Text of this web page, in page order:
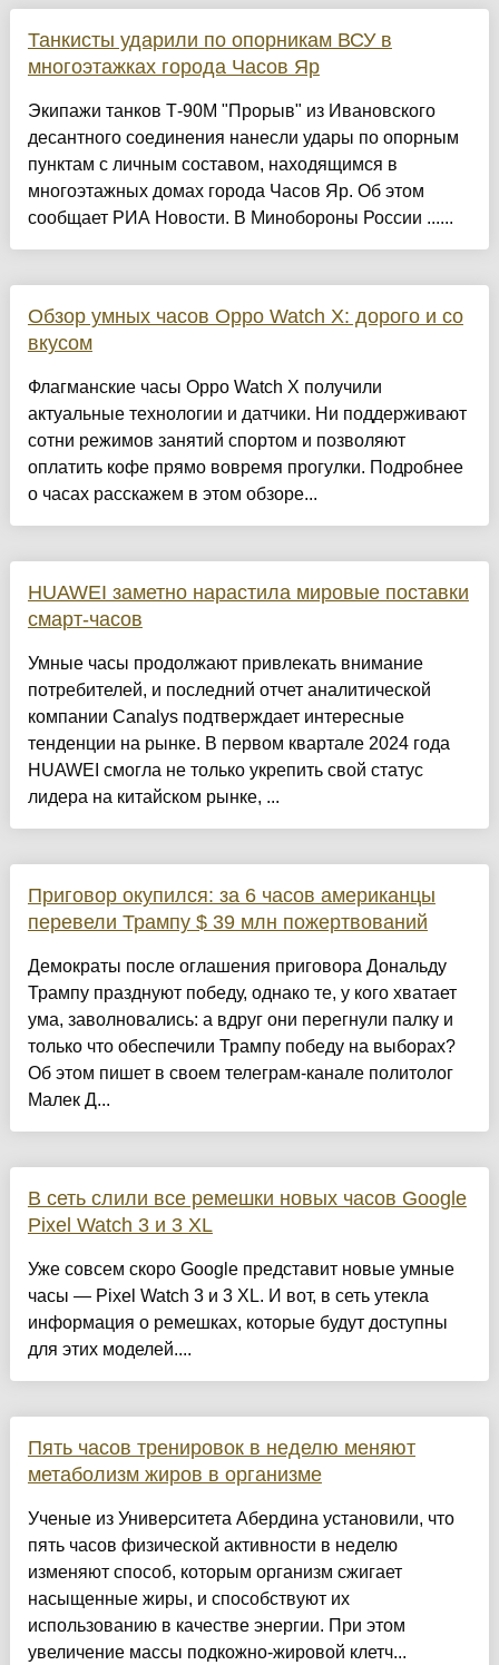
Танкисты ударили по опорникам ВСУ в
многоэтажках города Часов Яр
Экипажи танков Т-90М "Прорыв" из Ивановского
десантного соединения нанесли удары по опорным
пунктам с личным составом, находящимся в
многоэтажных домах города Часов Яр. Об этом
сообщает РИА Новости. В Минобороны России ......
Обзор умных часов Oppo Watch X: дорого и со
вкусом
Флагманские часы Oppo Watch X получили
актуальные технологии и датчики. Ни поддерживают
сотни режимов занятий спортом и позволяют
оплатить кофе прямо вовремя прогулки. Подробнее
о часах расскажем в этом обзоре...
HUAWEI заметно нарастила мировые поставки
смарт-часов
Умные часы продолжают привлекать внимание
потребителей, и последний отчет аналитической
компании Canalys подтверждает интересные
тенденции на рынке. В первом квартале 2024 года
HUAWEI смогла не только укрепить свой статус
лидера на китайском рынке, ...
Приговор окупился: за 6 часов американцы
перевели Трампу $ 39 млн пожертвований
Демократы после оглашения приговора Дональду
Трампу празднуют победу, однако те, у кого хватает
ума, заволновались: а вдруг они перегнули палку и
только что обеспечили Трампу победу на выборах?
Об этом пишет в своем телеграм-канале политолог
Малек Д...
В сеть слили все ремешки новых часов Google
Pixel Watch 3 и 3 XL
Уже совсем скоро Google представит новые умные
часы — Pixel Watch 3 и 3 XL. И вот, в сеть утекла
информация о ремешках, которые будут доступны
для этих моделей....
Пять часов тренировок в неделю меняют
метаболизм жиров в организме
Ученые из Университета Абердина установили, что
пять часов физической активности в неделю
изменяют способ, которым организм сжигает
насыщенные жиры, и способствуют их
использованию в качестве энергии. При этом
увеличение массы подкожно-жировой клетч...